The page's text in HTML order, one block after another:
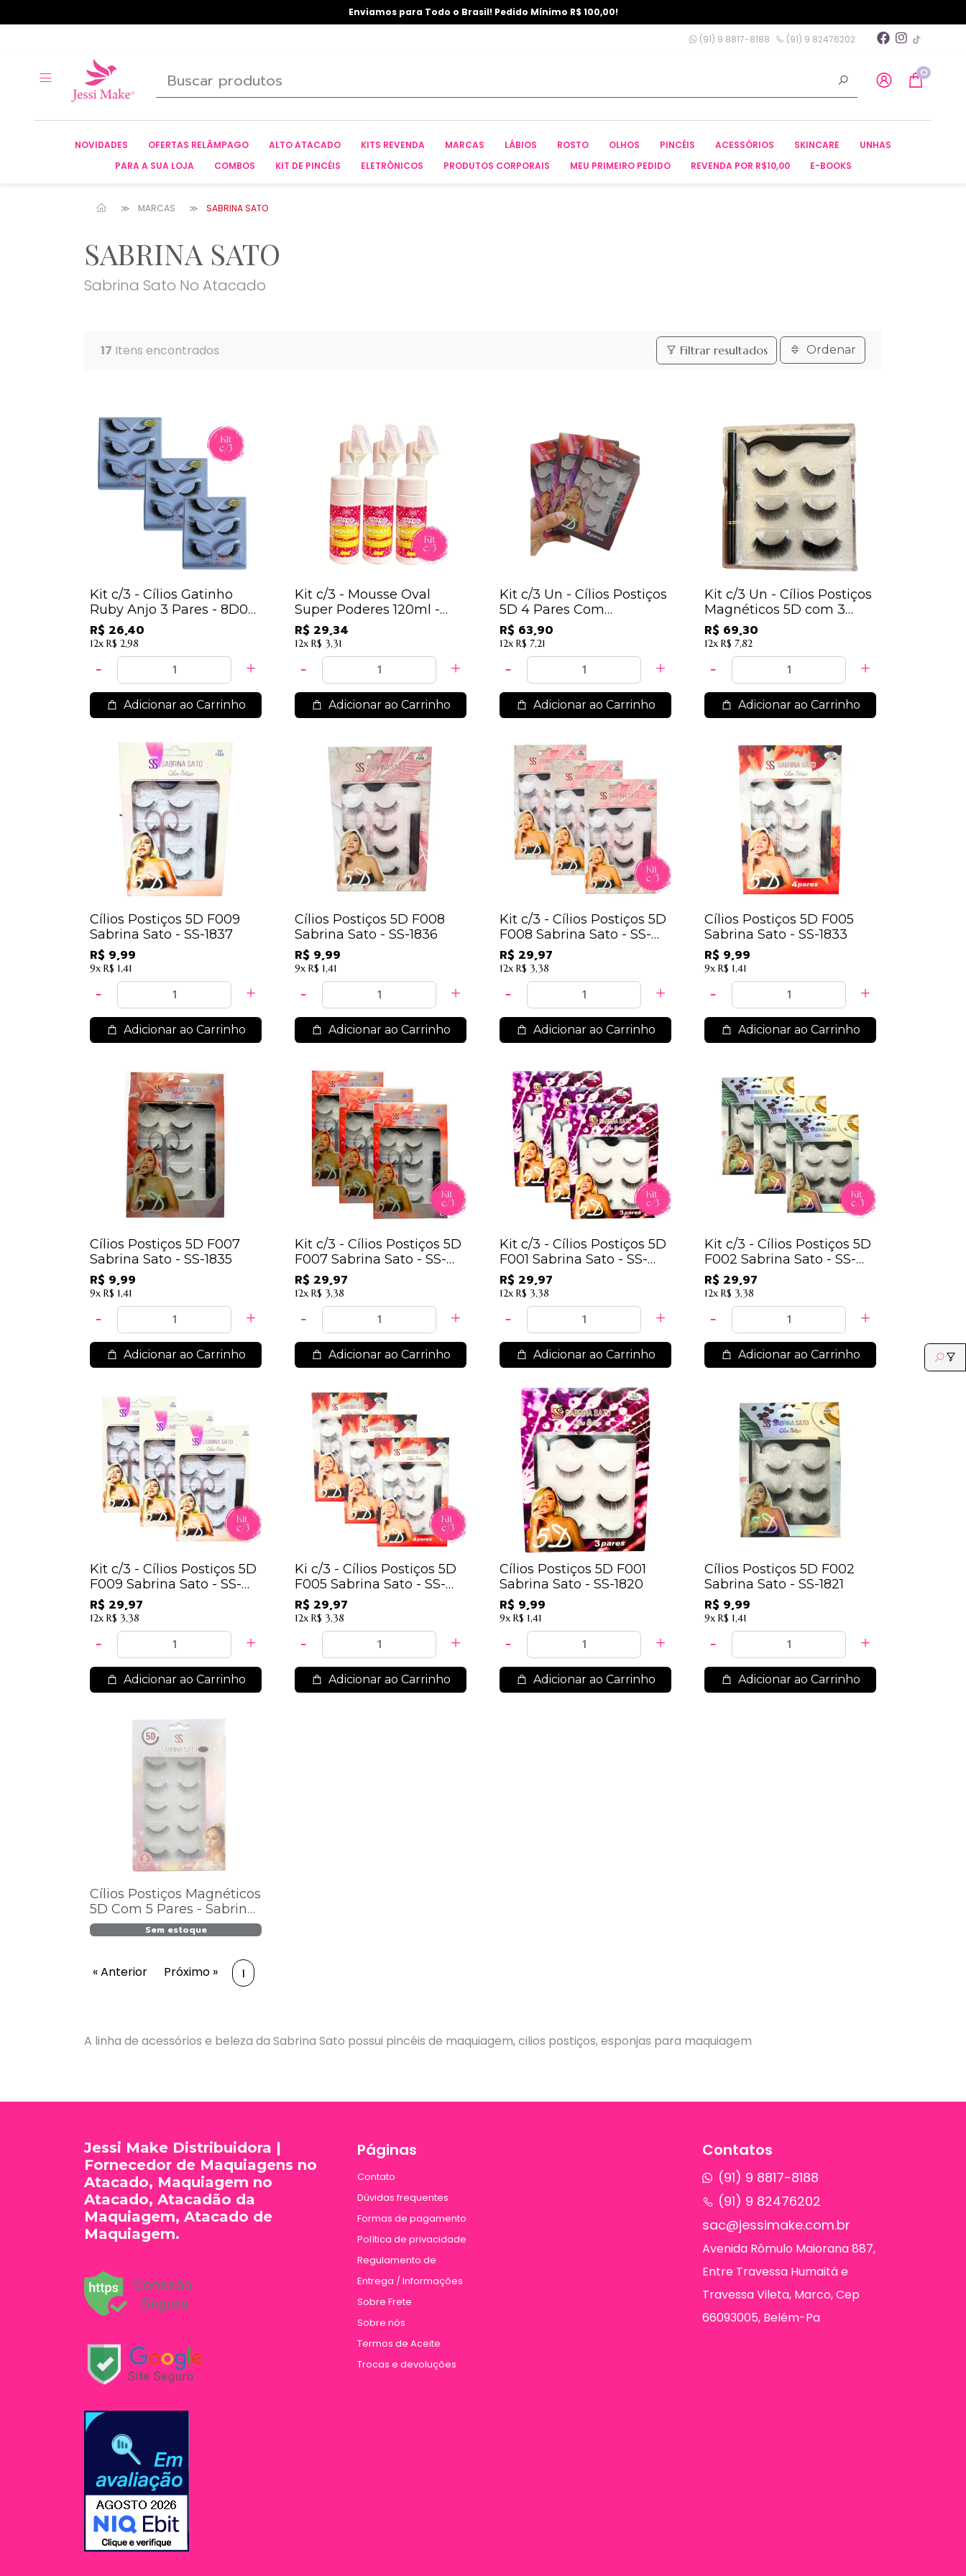
Enviamos para Todo o Brasil! Pedido Mínimo R$ 100,00!
(91) 9 8817-8188 (91) 9 82476202
0
NOVIDADES OFERTAS RELÂMPAGO ALTO ATACADO KITS REVENDA MARCAS LÁBIOS ROSTO OLHOS PINCÉIS ACESSÓRIOS SKINCARE
UNHAS
PARA A SUA LOJA
COMBOS KIT DE PINCÉIS ELETRÔNICOS PRODUTOS CORPORAIS MEU PRIMEIRO PEDIDO REVENDA POR R$10,00 E-BOOKS
MARCAS SABRINA SATO
SABRINA SATO
Sabrina Sato No Atacado
17 Itens encontrados Filtrar resultados Ordenar
Kit c/3 - Cílios Gatinho
Ruby Anjo 3 Pares - 8D09
/ 8,80
R$ 26,40
12x R$ 2,98
Adicionar ao Carrinho
Kit c/3 - Mousse Oval
Super Poderes 120ml -
SP906 - Rosa Mosqueta /
9,78
R$ 29,34
12x R$ 3,31
Adicionar ao Carrinho
Kit c/3 Un - Cílios Postiços
5D 4 Pares Com
Tesourinha - Diversos -
Sabrina Sato
R$ 63,90
12x R$ 7,21
Adicionar ao Carrinho
Kit c/3 Un - Cílios Postiços
Magnéticos 5D com 3
Pares - Sabrina Sato
R$ 69,30
12x R$ 7,82
Adicionar ao Carrinho
Cílios Postiços 5D F009
Sabrina Sato - SS-1837
R$ 9,99
9x R$ 1,41
Adicionar ao Carrinho
Cílios Postiços 5D F008
Sabrina Sato - SS-1836
R$ 9,99
9x R$ 1,41
Adicionar ao Carrinho
Kit c/3 - Cílios Postiços 5D
F008 Sabrina Sato - SS-
1836 / 21,30
R$ 29,97
12x R$ 3,38
Adicionar ao Carrinho
Cílios Postiços 5D F005
Sabrina Sato - SS-1833
R$ 9,99
9x R$ 1,41
Adicionar ao Carrinho
Cílios Postiços 5D F007
Sabrina Sato - SS-1835
R$ 9,99
9x R$ 1,41
Adicionar ao Carrinho
Kit c/3 - Cílios Postiços 5D
F007 Sabrina Sato - SS-
1835 / 21,30
R$ 29,97
12x R$ 3,38
Adicionar ao Carrinho
Kit c/3 - Cílios Postiços 5D
F001 Sabrina Sato - SS-
1820 / 21,30
R$ 29,97
12x R$ 3,38
Adicionar ao Carrinho
Kit c/3 - Cílios Postiços 5D
F002 Sabrina Sato - SS-
1820 / 20,30
R$ 29,97
12x R$ 3,38
Adicionar ao Carrinho
Kit c/3 - Cílios Postiços 5D
F009 Sabrina Sato - SS-
1837 / 21,30
R$ 29,97
12x R$ 3,38
Adicionar ao Carrinho
Ki c/3 - Cílios Postiços 5D
F005 Sabrina Sato - SS-
1833 / 21,30
R$ 29,97
12x R$ 3,38
Adicionar ao Carrinho
Cílios Postiços 5D F001
Sabrina Sato - SS-1820
R$ 9,99
9x R$ 1,41
Adicionar ao Carrinho
Cílios Postiços 5D F002
Sabrina Sato - SS-1821
R$ 9,99
9x R$ 1,41
Adicionar ao Carrinho
Cílios Postiços Magnéticos
5D Com 5 Pares - Sabrina
Sato - SS-1230
Sem estoque
« Anterior Próximo » 1
A linha de acessórios e beleza da Sabrina Sato possui pincéis de maquiagem, cilios postiços, esponjas para maquiagem
Contatos
(91) 9 8817-8188
(91) 9 82476202
sac@jessimake.com.br
Avenida Rômulo Maiorana 887,
Entre Travessa Humaitá e
Travessa Vileta, Marco, Cep
66093005, Belém-Pa
Páginas
Contato
Dúvidas frequentes
Formas de pagamento
Política de privacidade
Regulamento de
Entrega / Informações
Sobre Frete
Sobre nós
Termos de Aceite
Trocas e devoluções
Jessi Make Distribuidora |
Fornecedor de Maquiagens no
Atacado, Maquiagem no
Atacado, Atacadão da
Maquiagem, Atacado de
Maquiagem.